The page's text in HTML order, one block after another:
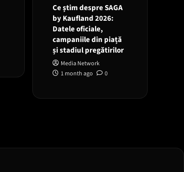
Ce știm despre SAGA
by Kaufland 2026:
Datele oficiale,
campaniile din piață
și stadiul pregătirilor
Media Network
1 month ago
0